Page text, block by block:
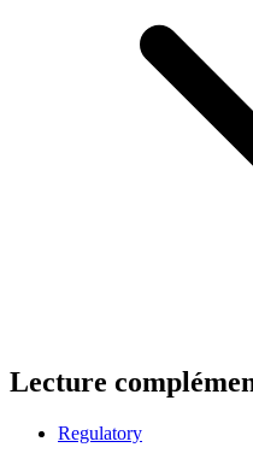
Lecture
Regulatory